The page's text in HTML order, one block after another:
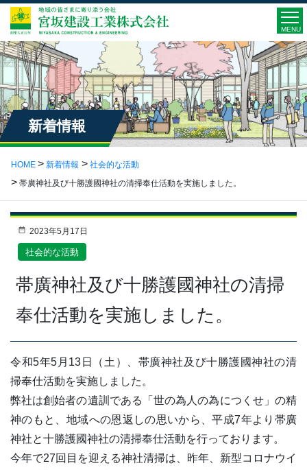
MENU
新着情報
HOME 新着情報
社会的な活動
帯廣神社及び十勝護國神社の清掃奉仕活動を実施しました。
2023年5月17日
社会的な活動
帯廣神社及び十勝護國神社の清掃
奉仕活動を実施しました。
令和5年5月13日（土）、帯廣神社及び十勝護國神社の清
掃奉仕活動を実施しました。
弊社は創始者の遺訓である「世の為人の為につくせ」の精
神のもと、地域への恩返しの思いから、平成7年より帯廣
神社と十勝護國神社の清掃奉仕活動を行っております。
今年で27回目を迎える神社清掃は、昨年、新型コロナウイ